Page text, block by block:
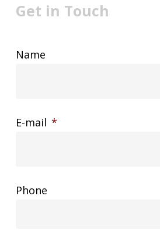
Get in Touch
Name
E-mail *
Phone